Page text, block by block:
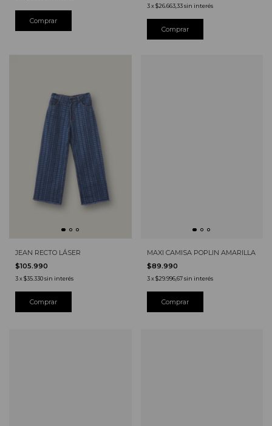
3 x$26.663,33 sin interés
Comprar
JEAN RECTO LÁSER
$105.990
3x$35.330sin interés
Comprar
MAXI CAMISA POPLIN AMARILLA
$89.990
3 x$29.996,67 sin interés